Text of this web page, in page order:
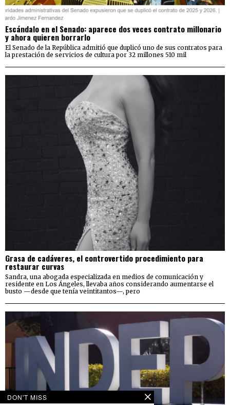
Escándalo en el Senado: aparece dos veces contrato millonario
y ahora quieren borrarlo
El Senado de la República admitió que duplicó uno de sus contratos para
la prestación de servicios de cultura por 32 millones 510 mil
Grasa de cadáveres, el controvertido procedimiento para
restaurar curvas
Sandra, una abogada especializada en medios de comunicación y
residente en Los Ángeles, llevaba años considerando aumentarse el
busto —desde que tenía veintitantos—, pero
DON'T MISS